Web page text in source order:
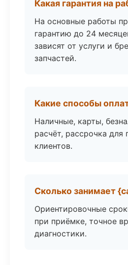
Какая гарантия на
На основные работы
гарантию до 24
зависят от услуги и
запчастей.
Какие способы
Наличные, карты,
расчёт, рассрочка для
клиентов.
Сколько занимает
Ориентировочные
при приёмке, точное
диагностики.